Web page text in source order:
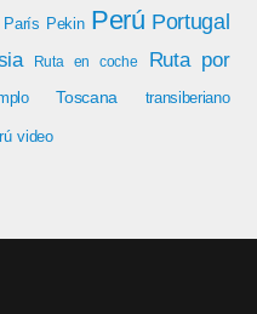
París Pekin Perú Portugal
Ruta en coche
Ruta por
Toscana transiberiano
video